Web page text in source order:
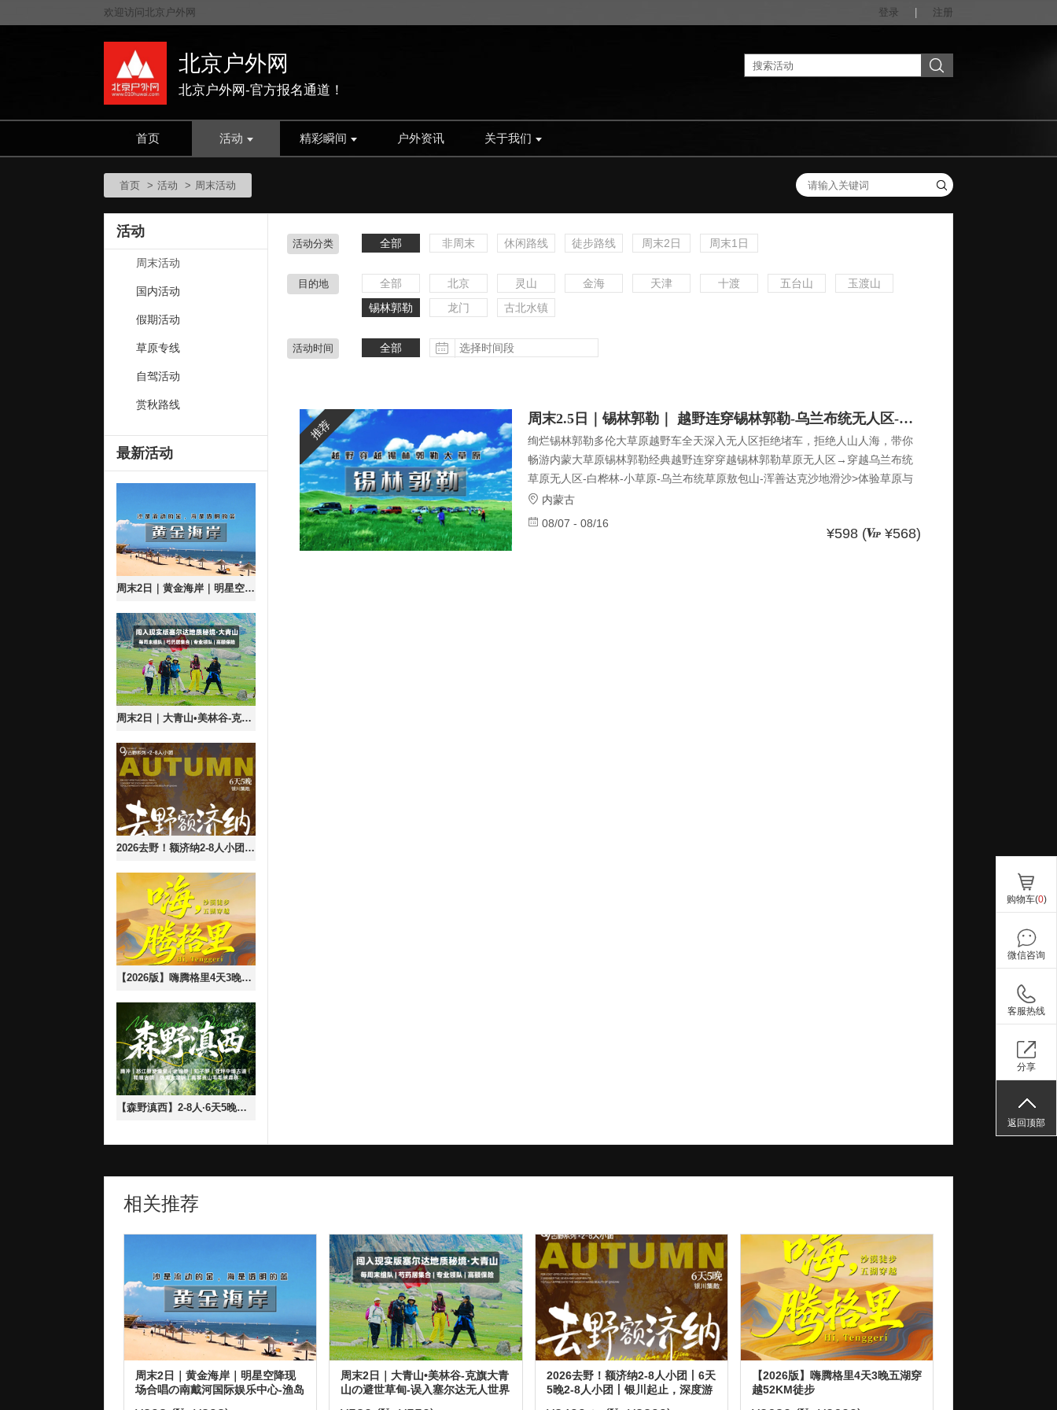
欢迎访问北京户外网 登录 注册
北京户外网
北京户外网-官方报名通道！
首页 活动 精彩瞬间 户外资讯 关于我们
首页 活动 周末活动
活动
周末活动
国内活动
假期活动
草原专线
自驾活动
赏秋路线
最新活动
周末2日｜黄金海岸｜明星空降现场合唱の南戴河国际娱乐中心-渔岛海洋度假天堂-渔田小镇星梦合唱夜
周末2日｜大青山•美林谷-克旗大青山の避世草甸-误入塞尔达无人世界の小众徒步圣地
2026去野！额济纳2-8人小团丨6天5晚2-8人小团丨银川起止，深度游玩额济纳胡杨林
【2026版】嗨腾格里4天3晚五湖穿越52KM徒步
【森野滇西】2-8人·6天5晚腾冲｜怒江登埂澡堂｜老姆登｜知子罗｜亚坪中缅古道｜和顺古镇｜热海大滚锅｜高黎贡山毛毛球森林
活动分类 全部 非周末 休闲路线 徒步路线 周末2日 周末1日
目的地 全部 北京 灵山 金海 天津 十渡 五台山
玉渡山
锡林郭勒
龙门 古北水镇
更多
活动时间 全部
更多
推荐 周末2.5日｜锡林郭勒｜ 越野连穿锡林郭勒-乌兰布统无人区-浑善达克沙漠-多伦湖-千人盛大篝火晚会
绚烂锡林郭勒多伦大草原越野车全天深入无人区拒绝堵车，拒绝人山人海，带你
畅游内蒙大草原锡林郭勒经典越野连穿穿越锡林郭勒草原无人区→穿越乌兰布统
草原无人区-白桦林-小草原-乌兰布统草原敖包山-浑善达克沙地滑沙>体验草原与
沙地的独特风景独家专属越野车队，300余辆越野车整装待发民族风情纯正蒙古草
原迎宾礼、下马酒“草原之夜”歌舞晚会与蒙古族姑娘汉子载歌载舞户外纯玩，不进
任何店2025全新线路升级（含穿越乌兰布统无人区）锡林郭勒多伦大草原深度游
内蒙古
08/07 - 08/16
¥598 ( ¥568)
相关推荐
周末2日｜黄金海岸｜明星空降现
场合唱の南戴河国际娱乐中心-渔岛
周末2日｜大青山•美林谷-克旗大青
山の避世草甸-误入塞尔达无人世界
2026去野！额济纳2-8人小团丨6天
5晚2-8人小团丨银川起止，深度游
【2026版】嗨腾格里4天3晚五湖穿
越52KM徒步
购物车(0)
微信咨询
客服热线
分享
返回顶部